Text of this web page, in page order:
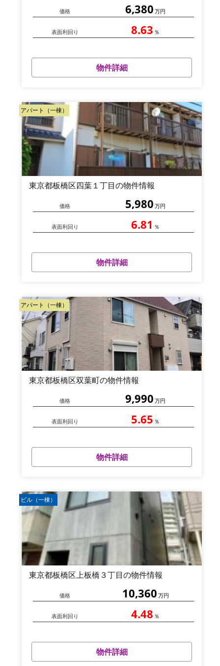
価格 6,380 万円
表面利回り 8.63 ％
物件詳細
アパート（一棟）
東京都板橋区四葉１丁目の物件情報
価格 5,980 万円
表面利回り 6.81 ％
物件詳細
アパート（一棟）
東京都板橋区双葉町の物件情報
価格 9,990 万円
表面利回り 5.65 ％
物件詳細
ビル（一棟）
東京都板橋区上板橋３丁目の物件情報
価格 10,360 万円
表面利回り 4.48 ％
物件詳細